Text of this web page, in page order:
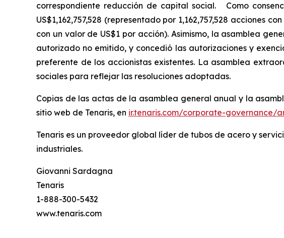
correspondiente reducción de capital social. Como
US$1,162,757,528 (representado por 1,162,757,528 acciones
con un valor de US$1 por acción). Asimismo, la asamblea
autorizado no emitido, y concedió las autorizaciones y
preferente de los accionistas existentes. La asamblea
sociales para reflejar las resoluciones adoptadas.
Copias de las actas de la asamblea general anual y la
sitio web de Tenaris, en ir.tenaris.com/corporate-governance/
Tenaris es un proveedor global líder de tubos de acero y
industriales.
Giovanni Sardagna
Tenaris
1-888-300-5432
www.tenaris.com